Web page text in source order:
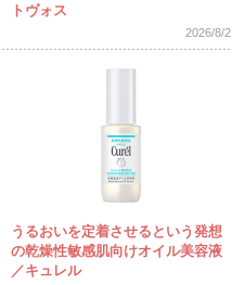
トヴォス
2026/8/2
うるおいを定着させるという発想
の乾燥性敏感肌向けオイル美容液
／キュレル